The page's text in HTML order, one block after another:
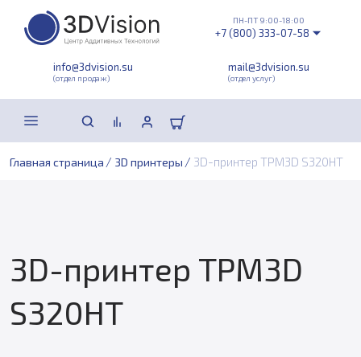
info@3dvision.su
(отдел продаж)
mail@3dvision.su
(отдел услуг)
ПН-ПТ 9:00-18:00
+7 (800) 333-07-58
Главная страница / 3D принтеры / 3D-принтер TPM3D S320HT
3D-принтер TPM3D
S320HT